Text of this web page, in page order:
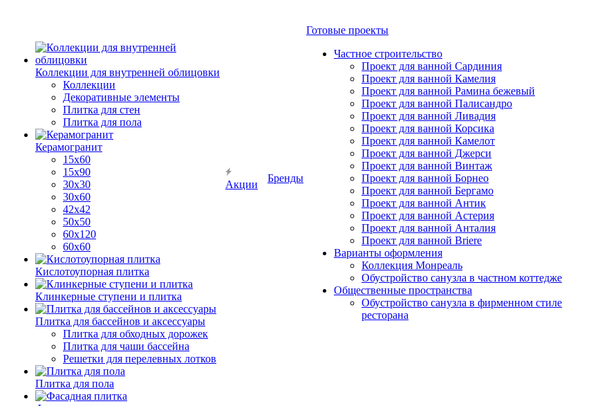
Коллекции для внутренней облицовки
Коллекции
Декоративные элементы
Плитка для стен
Плитка для пола
Керамогранит
15х60
15x90
30х30
30х60
42х42
50х50
60х120
60х60
Кислотоупорная плитка
Клинкерные ступени и плитка
Плитка для бассейнов и аксессуары
Плитка для обходных дорожек
Плитка для чаши бассейна
Решетки для перелевных лотков
Плитка для пола
Акции
Бренды
Готовые проекты
Частное строительство
Проект для ванной Сардиния
Проект для ванной Камелия
Проект для ванной Рамина бежевый
Проект для ванной Палисандро
Проект для ванной Ливадия
Проект для ванной Корсика
Проект для ванной Камелот
Проект для ванной Джерси
Проект для ванной Винтаж
Проект для ванной Борнео
Проект для ванной Бергамо
Проект для ванной Антик
Проект для ванной Астерия
Проект для ванной Анталия
Проект для ванной Briere
Варианты оформления
Коллекция Монреаль
Обустройство санузла в частном коттедже
Общественные пространства
Обустройство санузла в фирменном стиле
ресторана